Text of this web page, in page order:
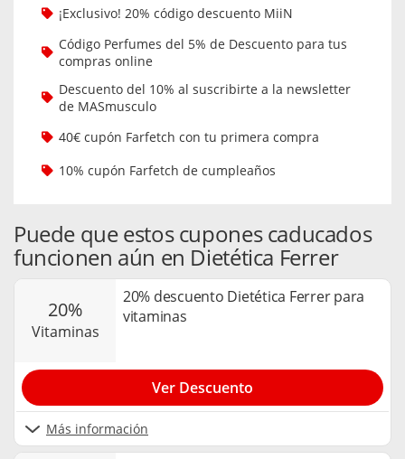
¡Exclusivo! 20% código descuento MiiN
Código Perfumes del 5% de Descuento para tus
compras online
Descuento del 10% al suscribirte a la newsletter
de MASmusculo
40€ cupón Farfetch con tu primera compra
10% cupón Farfetch de cumpleaños
Puede que estos cupones caducados
funcionen aún en Dietética Ferrer
20%
vitaminas
20% descuento Dietética Ferrer para
vitaminas
Más información
Ver Descuento